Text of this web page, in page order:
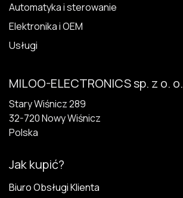
Automatyka i sterowanie
Elektronika i OEM
Usługi
MILOO-ELECTRONICS sp. z o. o.
Stary Wiśnicz 289
32-720 N​owy Wiśnicz
Polska
Jak kupić?
Biuro Obsługi Klienta